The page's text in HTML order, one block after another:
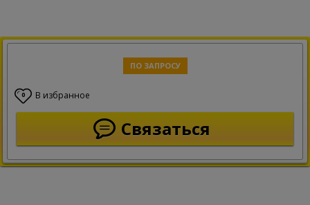
ПО ЗАПРОСУ
0 В избранное
Связаться